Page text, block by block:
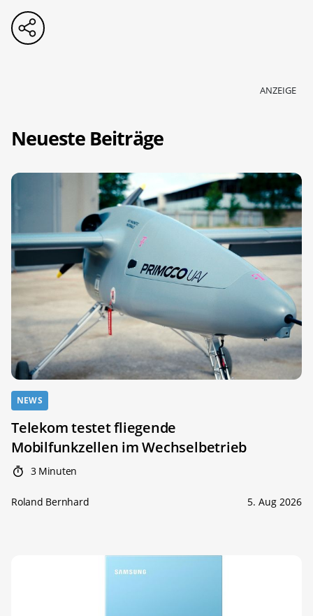
ANZEIGE
Neueste Beiträge
NEWS
Telekom testet fliegende
Mobilfunkzellen im Wechselbetrieb
3 Minuten
Roland Bernhard 5. Aug 2026